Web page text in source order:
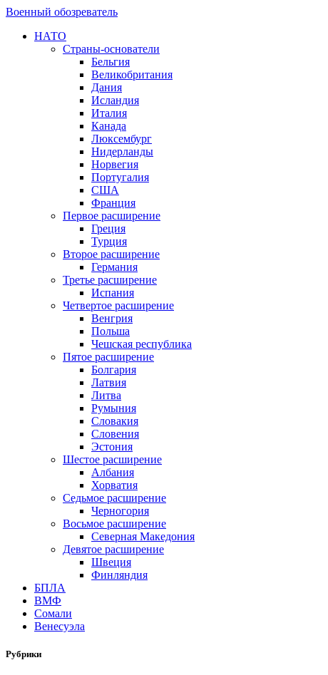
Военный обозреватель
НАТО
Страны-основатели
Бельгия
Великобритания
Дания
Исландия
Италия
Канада
Люксембург
Нидерланды
Норвегия
Португалия
США
Франция
Первое расширение
Греция
Турция
Второе расширение
Германия
Третье расширение
Испания
Четвертое расширение
Венгрия
Польша
Чешская республика
Пятое расширение
Болгария
Латвия
Литва
Румыния
Словакия
Словения
Эстония
Шестое расширение
Албания
Хорватия
Седьмое расширение
Черногория
Восьмое расширение
Северная Македония
Девятое расширение
Швеция
Финляндия
БПЛА
ВМФ
Сомали
Венесуэла
Рубрики